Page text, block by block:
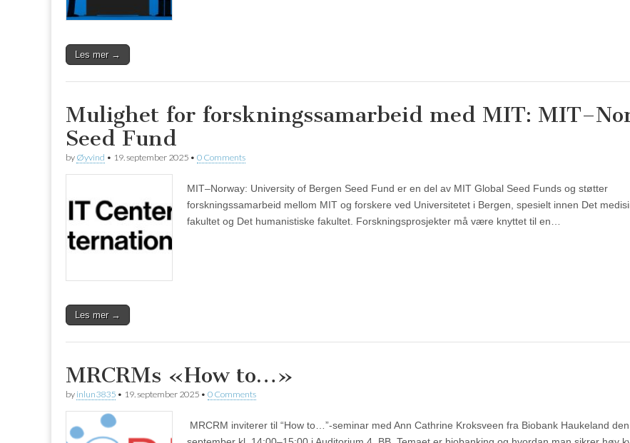
Les mer →
Mulighet for forskningssamarbeid med MIT:
Seed Fund
by Øyvind • 19. september 2025 • 0 Comments
MIT–Norway: University of Bergen Seed Fund er en del av MIT Global Seed Funds og støtter
forskningssamarbeid mellom MIT og forskere ved Universitetet i Bergen, spesielt innen Det
fakultet og Det humanistiske fakultet. Forskningsprosjekter må være knyttet til en…
Les mer →
MRCRMs «How to…»
by inlun3835 • 19. september 2025 • 0 Comments
MRCRM inviterer til “How to…”-seminar med Ann Cathrine Kroksveen fra Biobank Haukeland den